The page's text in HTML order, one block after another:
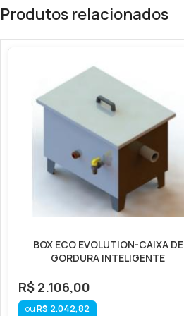
Produtos relacionados
BOX ECO EVOLUTION-CAIXA DE
GORDURA INTELIGENTE
R$ 2.106,00
R$ 2.042,82